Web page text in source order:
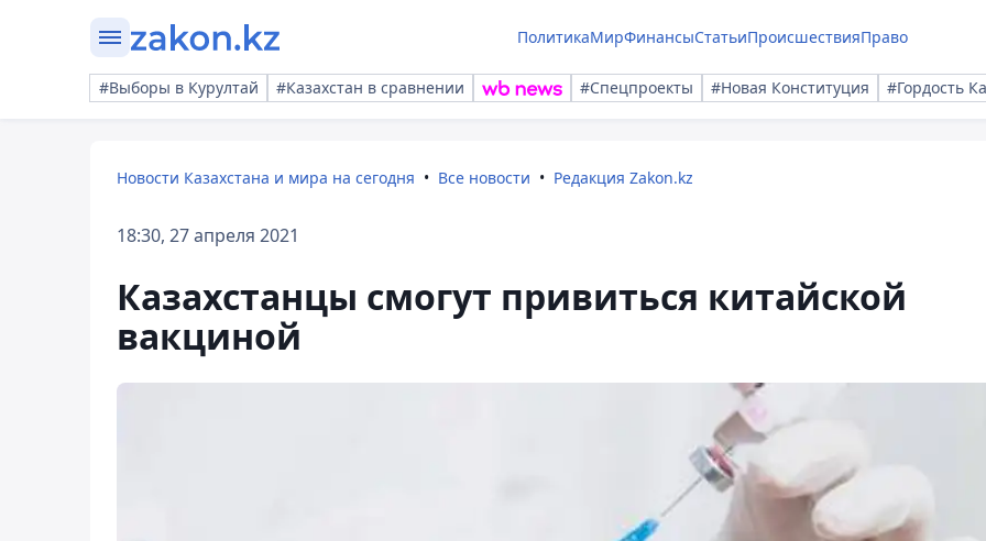
ПолитикаМирФинансыСтатьиПроисшествияПраво
#Выборы в Курултай #Казахстан в сравнении #Спецпроекты #Новая Конституция #Гордость
Новости Казахстана и мира на сегодня Все новости Редакция Zakon.kz
18:30, 27 апреля 2021
Казахстанцы смогут привиться китайской
вакциной